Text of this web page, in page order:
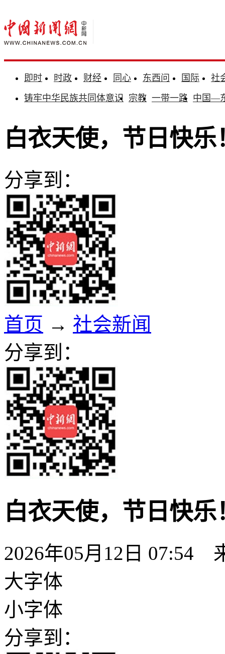
即时 时政 财经 同心 东西问 国际
社
铸牢中华民族共同体意识 宗教 一带一路 中国—
白衣天使，节日快乐
分享到：
首页 → 社会新闻
分享到：
白衣天使，节日快乐
2026年05月12日 07:54
大字体
小字体
分享到：